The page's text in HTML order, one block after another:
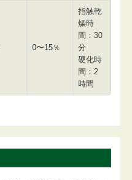
0〜15％
指触乾
燥時
間：30
分
硬化時
間：2
時間